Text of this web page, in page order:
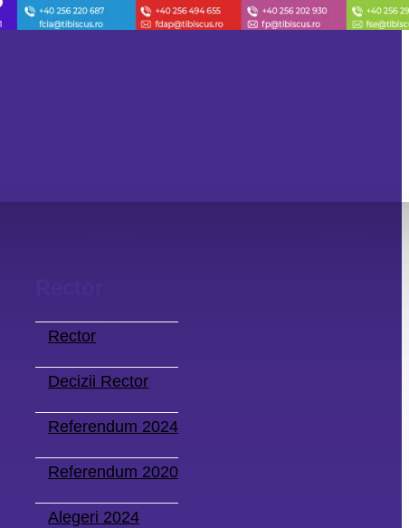
Rector
Decizii Rector
Referendum 2024
Referendum 2020
Alegeri 2024